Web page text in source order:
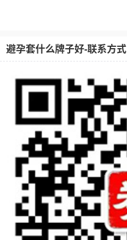
避孕套什么牌子好-联系方式